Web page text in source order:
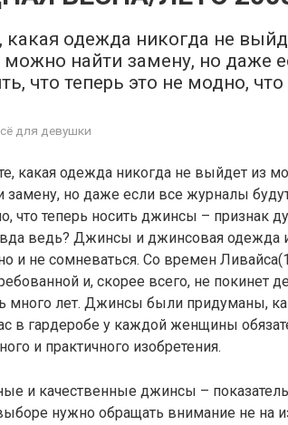
какая одежда никогда не
найти замену, но даже
что теперь это не модно,
для девушки
какая одежда никогда не выйдет
замену, но даже если все журналы
что теперь носить джинсы – признак
ведь? Джинсы и джинсовая одежда
и не сомневаться. Со времен
и, скорее всего, не покинет
много лет. Джинсы были придуманы,
в гардеробе у каждой женщины
и практичного изобретения.
и качественные джинсы –
нужно обращать внимание не на